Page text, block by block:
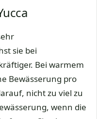
sie bei
Bei warmem
Bewässerung pro
nicht zu viel zu
wenn die